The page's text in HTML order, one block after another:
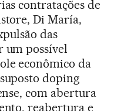
contratações de
Di María,
das
um possível
econômico da
doping
com abertura
reabertura e